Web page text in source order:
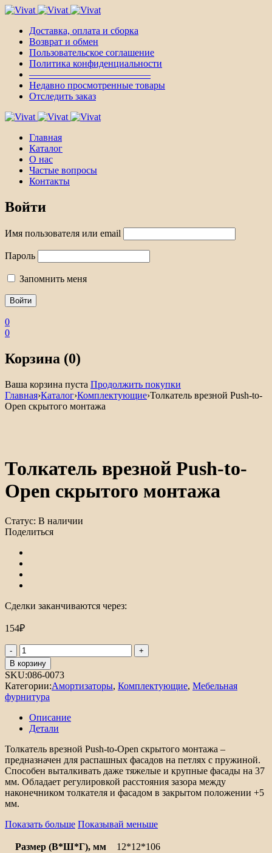
Доставка, оплата и сборка
Возврат и обмен
Пользовательское соглашение
Политика конфиденциальности
————————————–
Недавно просмотренные товары
Отследить заказ
Главная
Каталог
О нас
Частые вопросы
Контакты
Войти
Имя пользователя или email
Пароль
Запомнить меня
0
0
Корзина (0)
Ваша корзина пуста Продолжить покупки
Главная›Каталог›Комплектующие›Толкатель врезной Push-to-
Open скрытого монтажа
Толкатель врезной Push-to-
Open скрытого монтажа
Статус: В наличии
Поделиться
Сделки заканчиваются через:
154₽
Количество
товара
Толкатель
врезной
Push-
to-
Open
скрытого
монтажа
В корзину
SKU:086-0073
Категории:Амортизаторы, Комплектующие, Мебельная
фурнитура
Описание
Детали
Толкатель врезной Push-to-Open скрытого монтажа –
предназначен для распашных фасадов на петлях с пружиной.
Способен выталкивать даже тяжелые и крупные фасады на 37
мм. Обладает регулировкой расстояния зазора между
наконечником толкателя и фасадом в закрытом положении +5
мм.
Показать больше Показывай меньше
Размер (В*Ш*Г), мм 12*12*106